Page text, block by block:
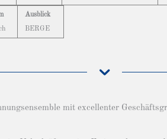
Ausblick
BERGE
mit excellenter